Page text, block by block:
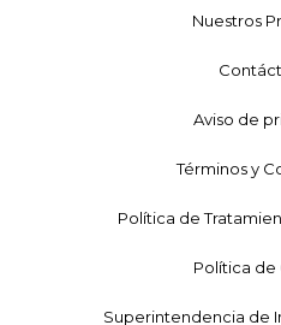
Nuestros
Aviso de
Términos y
Política de
Política de
Superintendencia de